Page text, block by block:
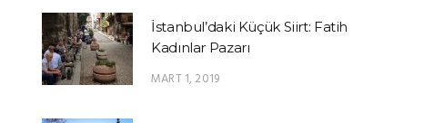
İstanbul’daki Küçük Siirt: Fatih
Kadınlar Pazarı
MART 1, 2019